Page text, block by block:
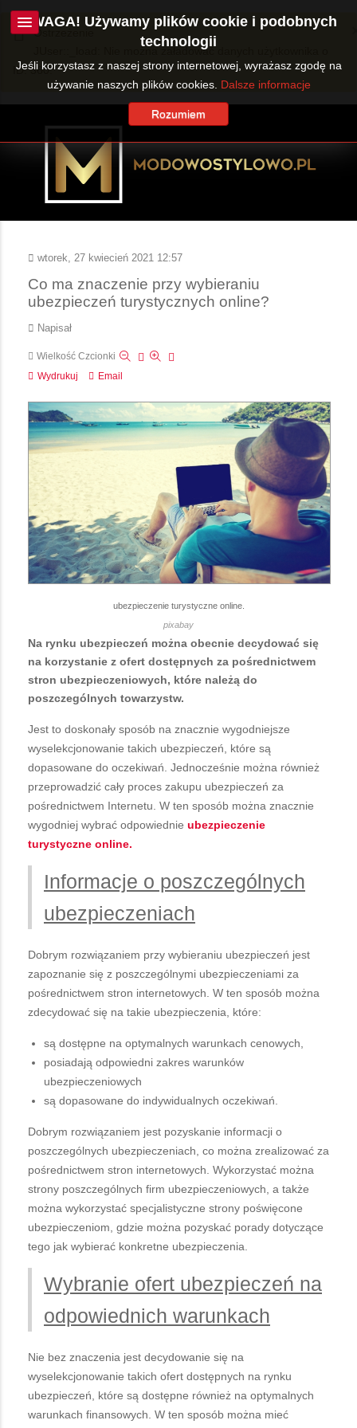
Ostrzeżenie
JUser::_load: Nie można załadować danych użytkownika o
ID: 360.
wtorek, 27 kwiecień 2021 12:57
Co ma znaczenie przy wybieraniu
ubezpieczeń turystycznych online?
Napisał
Wielkość Czcionki
Wydrukuj
Email
ubezpieczenie turystyczne online.
pixabay
Na rynku ubezpieczeń można obecnie decydować się
na korzystanie z ofert dostępnych za pośrednictwem
stron ubezpieczeniowych, które należą do
poszczególnych towarzystw.
Jest to doskonały sposób na znacznie wygodniejsze
wyselekcjonowanie takich ubezpieczeń, które są
dopasowane do oczekiwań. Jednocześnie można również
przeprowadzić cały proces zakupu ubezpieczeń za
pośrednictwem Internetu. W ten sposób można znacznie
wygodniej wybrać odpowiednie ubezpieczenie
turystyczne online.
Informacje o poszczególnych
ubezpieczeniach
Dobrym rozwiązaniem przy wybieraniu ubezpieczeń jest
zapoznanie się z poszczególnymi ubezpieczeniami za
pośrednictwem stron internetowych. W ten sposób można
zdecydować się na takie ubezpieczenia, które:
są dostępne na optymalnych warunkach cenowych,
posiadają odpowiedni zakres warunków
ubezpieczeniowych
są dopasowane do indywidualnych oczekiwań.
Dobrym rozwiązaniem jest pozyskanie informacji o
poszczególnych ubezpieczeniach, co można zrealizować za
pośrednictwem stron internetowych. Wykorzystać można
strony poszczególnych firm ubezpieczeniowych, a także
można wykorzystać specjalistyczne strony poświęcone
ubezpieczeniom, gdzie można pozyskać porady dotyczące
tego jak wybierać konkretne ubezpieczenia.
Wybranie ofert ubezpieczeń na
odpowiednich warunkach
Nie bez znaczenia jest decydowanie się na
wyselekcjonowanie takich ofert dostępnych na rynku
ubezpieczeń, które są dostępne również na optymalnych
warunkach finansowych. W ten sposób można mieć
UWAGA! Używamy plików cookie i podobnych
technologii
Jeśli korzystasz z naszej strony internetowej, wyrażasz zgodę na
używanie naszych plików cookies. Dalsze informacje
Rozumiem